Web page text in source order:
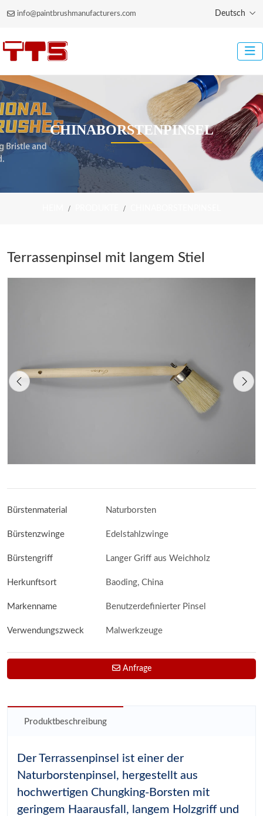
info@paintbrushmanufacturers.com Deutsch
CHINABORSTENPINSEL
Terrassenpinsel mit langem Stiel
Bürstenmaterial Naturborsten
Bürstenzwinge Edelstahlzwinge
Bürstengriff Langer Griff aus Weichholz
Herkunftsort Baoding, China
Markenname Benutzerdefinierter Pinsel
Verwendungszweck Malwerkzeuge
Anfrage
Produktbeschreibung
Der Terrassenpinsel ist einer der
Naturborstenpinsel, hergestellt aus
hochwertigen Chungking-Borsten mit
geringem Haarausfall, langem Holzgriff und